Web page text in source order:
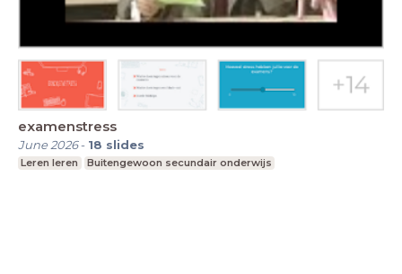
examenstress
June 2026- 18 slides
Leren leren Buitengewoon secundair onderwijs